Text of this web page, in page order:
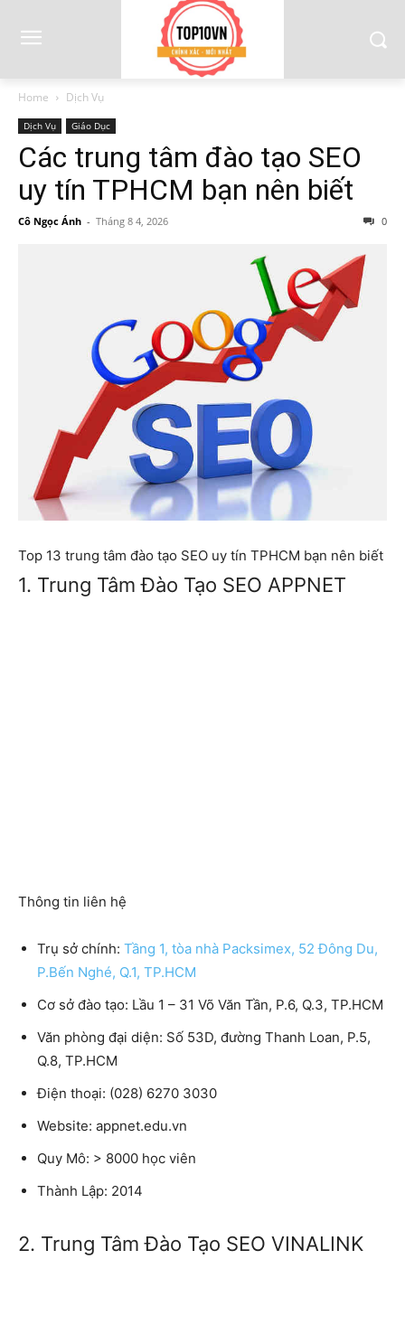
Home Dịch Vụ
Dịch Vụ Giáo Dục
Các trung tâm đào tạo SEO
uy tín TPHCM bạn nên biết
Cô Ngọc Ánh - Tháng 8 4, 2026 0
Top 13 trung tâm đào tạo SEO uy tín TPHCM bạn nên biết
1. Trung Tâm Đào Tạo SEO APPNET
Thông tin liên hệ
Trụ sở chính: Tầng 1, tòa nhà Packsimex, 52 Đông Du,
P.Bến Nghé, Q.1, TP.HCM
Cơ sở đào tạo: Lầu 1 – 31 Võ Văn Tần, P.6, Q.3, TP.HCM
Văn phòng đại diện: Số 53D, đường Thanh Loan, P.5,
Q.8, TP.HCM
Điện thoại: (028) 6270 3030
Website: appnet.edu.vn
Quy Mô: > 8000 học viên
Thành Lập: 2014
2. Trung Tâm Đào Tạo SEO VINALINK